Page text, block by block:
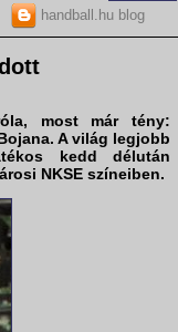
handball.hu blog
most már tény:
. A világ legjobb
kedd délután
NKSE színeiben.